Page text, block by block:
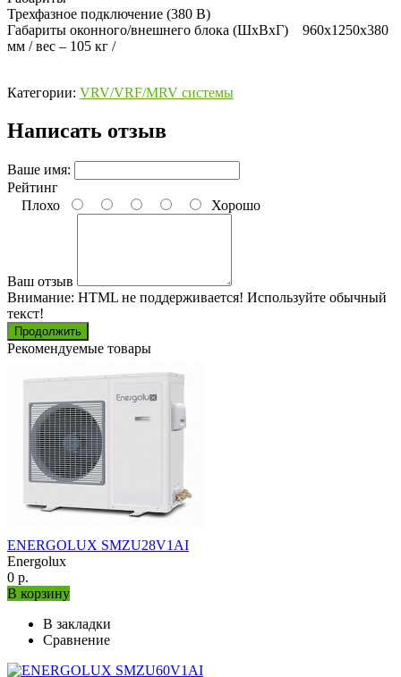
Трехфазное подключение (380 В)
Габариты оконного/внешнего блока (ШхВхГ) 960x1250x380
мм / вес – 105 кг /
Категории: VRV/VRF/MRV системы
Написать отзыв
Ваше имя:
Рейтинг
Плохо
Хорошо
Ваш отзыв
Внимание: HTML не поддерживается! Используйте обычный
текст!
Продолжить
Рекомендуемые товары
ENERGOLUX SMZU28V1AI
Energolux
0 р.
В корзину
В закладки
Сравнение